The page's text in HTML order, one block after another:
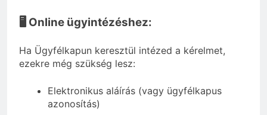
🖥️ Online ügyintézéshez:
Ha Ügyfélkapun keresztül intézed a kérelmet,
ezekre még szükség lesz:
Elektronikus aláírás (vagy ügyfélkapus
azonosítás)